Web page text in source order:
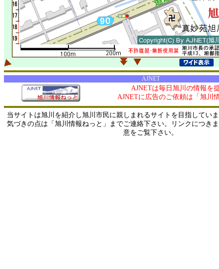
AJNET
AJNETは毎日旭川の情報を
AJNETに広告のご依頼は「旭川
当サイトは旭川を紹介し旭川市民に親しまれるサイトを目指してい
気づきの点は「旭川情報ねっと」までご連絡下さい。リンクにつき
意をご覧下さい。